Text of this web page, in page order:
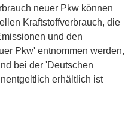
neuer Pkw können
Kraftstoffverbrauch, die
und den
Pkw' entnommen werden,
bei der 'Deutschen
erhältlich ist